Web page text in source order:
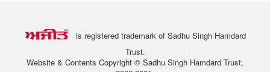
is registered trademark of Sadhu Singh Hamdard
Trust.
Website & Contents Copyright © Sadhu Singh Hamdard Trust,